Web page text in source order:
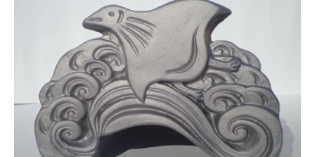
施工実績 令和以降
会社案内
会社概要
会社沿革